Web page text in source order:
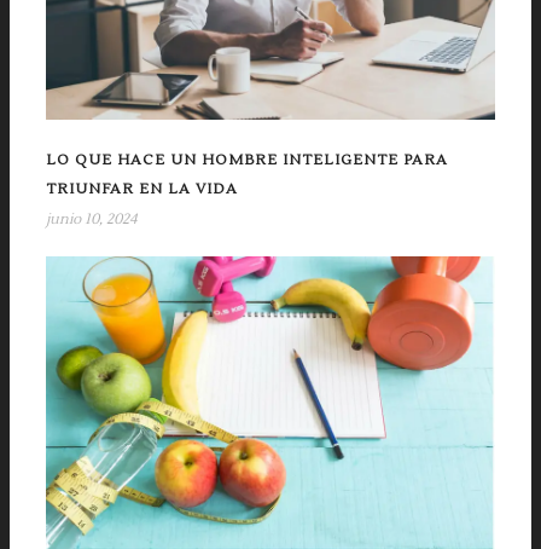
LO QUE HACE UN HOMBRE INTELIGENTE PARA
TRIUNFAR EN LA VIDA
junio 10, 2024